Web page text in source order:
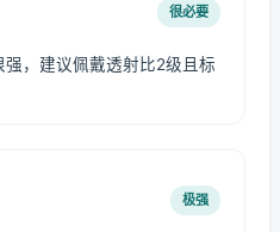
很必要
，建议佩戴透射比2级且标
极强